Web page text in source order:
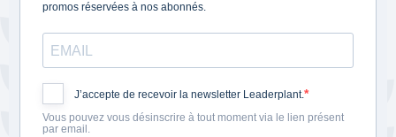
promos réservées à nos abonnés.
J’accepte de recevoir la newsletter Leaderplant.
Vous pouvez vous désinscrire à tout moment via le lien présent
par email.